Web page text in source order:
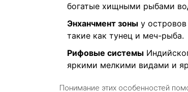
богатые хищными рыбами
Энханчмент зоны у
такие как тунец и меч-рыба.
Рифовые системы
яркими мелкими видами и
Понимание этих особенностей